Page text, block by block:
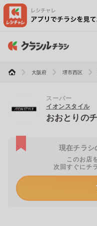
大阪府 堺市西区
スーパー
イオンスタイル
おおとりの
現在チラシ
このお店
次回すぐにチ